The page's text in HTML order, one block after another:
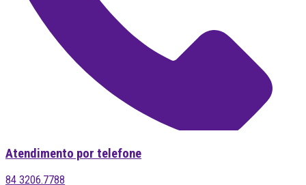
Atendimento por telefone
84 3206.7788